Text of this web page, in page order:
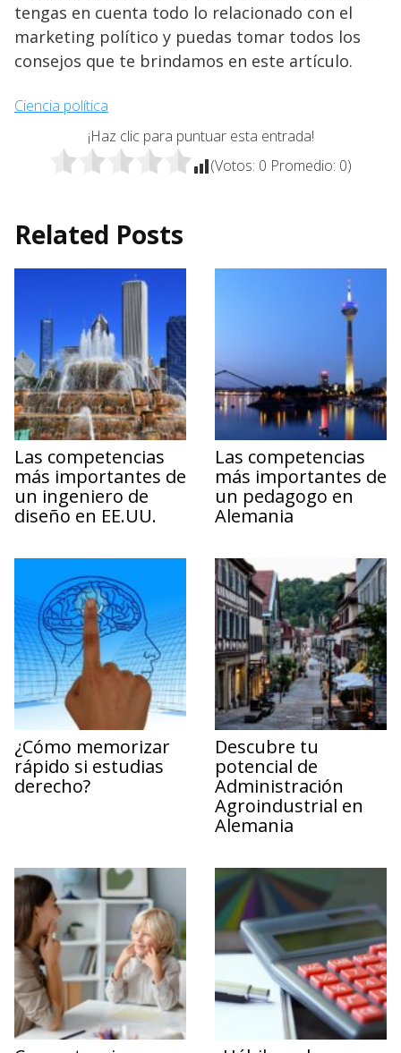
tengas en cuenta todo lo relacionado con el
marketing político y puedas tomar todos los
consejos que te brindamos en este artículo.
Ciencia política
¡Haz clic para puntuar esta entrada!
(Votos: 0 Promedio: 0)
Related Posts
Las competencias
más importantes de
un ingeniero de
diseño en EE.UU.
Las competencias
más importantes de
un pedagogo en
Alemania
¿Cómo memorizar
rápido si estudias
derecho?
Descubre tu
potencial de
Administración
Agroindustrial en
Alemania